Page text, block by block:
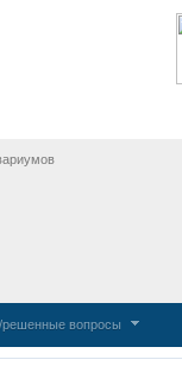
решенные вопросы